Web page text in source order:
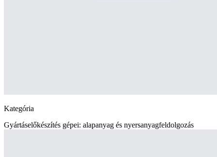
Kategória
Gyártáselőkészítés gépei: alapanyag és nyersanyagfeldolgozás